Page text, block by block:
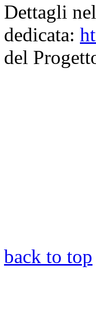
Dettagli
dedicata:
del
back to top